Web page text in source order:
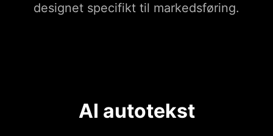
designet specifikt til markedsføring.
AI autotekst